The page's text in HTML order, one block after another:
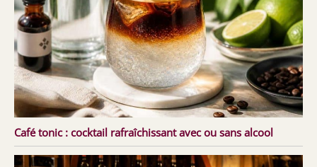
Café tonic : cocktail rafraîchissant avec ou sans alcool